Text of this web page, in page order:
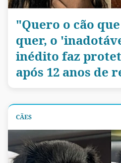
"Quero o cão
quer, o
inédito faz
após 12 anos de
CÃES